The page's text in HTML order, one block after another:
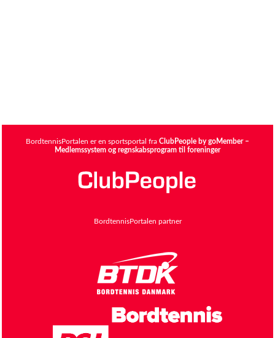
BordtennisPortalen er en sportsportal fra ClubPeople by goMember –
Medlemssystem og regnskabsprogram til foreninger
BordtennisPortalen partner